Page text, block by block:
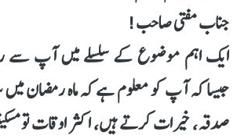
جناب مفتی صاحب!
ایک اہم موضوع کے سلسلے میں آپ سے
جیسا کہ آپ کو معلوم ہے کہ ماہ رمضان
صدقہ، خیرات کرتے ہیں، اکثر اوقات تو